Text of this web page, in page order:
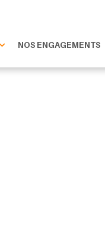
NOS ENGAGEMENTS